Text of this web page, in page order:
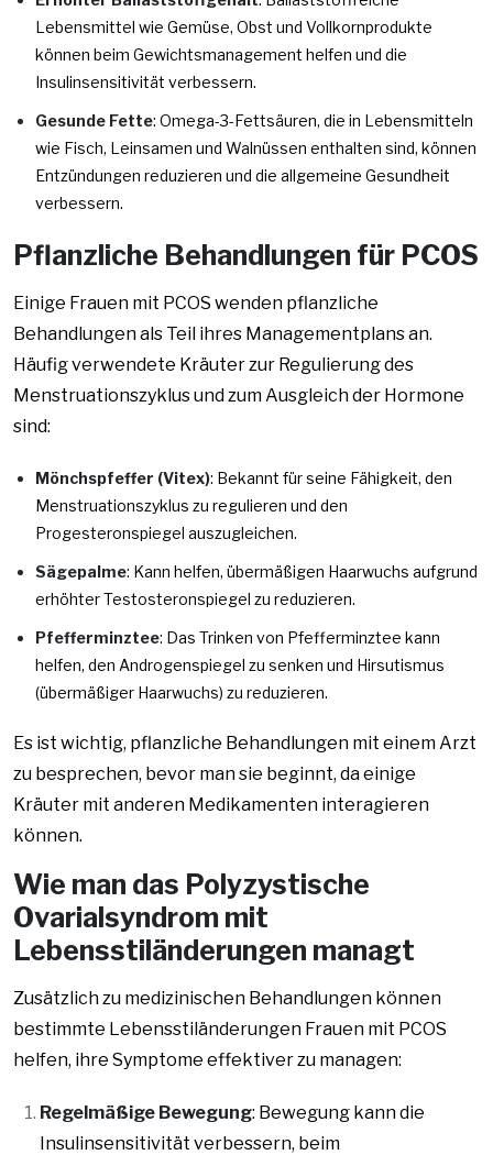
Lebensmittel wie Gemüse, Obst und Vollkornprodukte
können beim Gewichtsmanagement helfen und die
Insulinsensitivität verbessern.
Gesunde Fette: Omega-3-Fettsäuren, die in Lebensmitteln
wie Fisch, Leinsamen und Walnüssen enthalten sind, können
Entzündungen reduzieren und die allgemeine Gesundheit
verbessern.
Pflanzliche Behandlungen für PCOS
Einige Frauen mit PCOS wenden pflanzliche
Behandlungen als Teil ihres Managementplans an.
Häufig verwendete Kräuter zur Regulierung des
Menstruationszyklus und zum Ausgleich der Hormone
sind:
Mönchspfeffer (Vitex): Bekannt für seine Fähigkeit, den
Menstruationszyklus zu regulieren und den
Progesteronspiegel auszugleichen.
Sägepalme: Kann helfen, übermäßigen Haarwuchs aufgrund
erhöhter Testosteronspiegel zu reduzieren.
Pfefferminztee: Das Trinken von Pfefferminztee kann
helfen, den Androgenspiegel zu senken und Hirsutismus
(übermäßiger Haarwuchs) zu reduzieren.
Es ist wichtig, pflanzliche Behandlungen mit einem Arzt
zu besprechen, bevor man sie beginnt, da einige
Kräuter mit anderen Medikamenten interagieren
können.
Wie man das Polyzystische
Ovarialsyndrom mit
Lebensstiländerungen managt
Zusätzlich zu medizinischen Behandlungen können
bestimmte Lebensstiländerungen Frauen mit PCOS
helfen, ihre Symptome effektiver zu managen:
Regelmäßige Bewegung: Bewegung kann die
Insulinsensitivität verbessern, beim